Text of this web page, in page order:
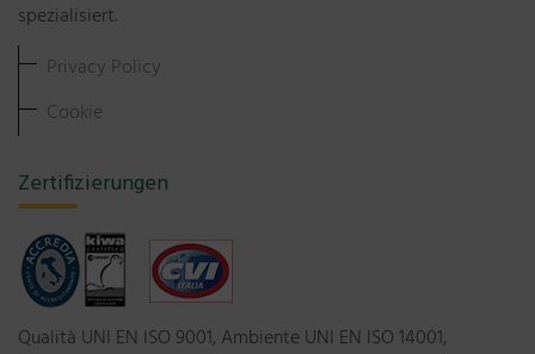
spezialisiert.
Privacy Policy
Cookie
Zertifizierungen
Qualità UNI EN ISO 9001, Ambiente UNI EN ISO 14001,